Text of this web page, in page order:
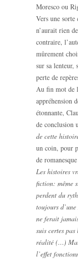
Moresco ou
Vers une sorte
n’aurait rien
contraire,
mûrement
sur sa lenteur,
perte de
Au fin mot de
appréhension
étonnante,
de conclusion
de cette
un coin, pour
de
Les histoires
fiction: même
perdent du
toujours
ne ferait
suis certes
réalité (…)
l’effet